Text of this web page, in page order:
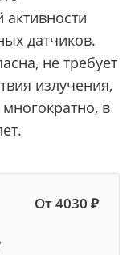
активности
датчиков.
не требует
излучения,
в
От 4030 ₽